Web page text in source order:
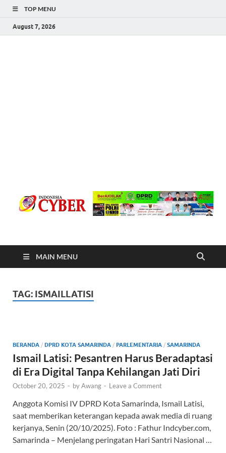
TOP MENU
August 7, 2026
Indonesia Cyber
MAIN MENU
TAG: ISMAILLATISI
BERANDA / DPRD KOTA SAMARINDA / PARLEMENTARIA / SAMARINDA
Ismail Latisi: Pesantren Harus Beradaptasi
di Era Digital Tanpa Kehilangan Jati Diri
October 20, 2025 - byAwang - Leave a Comment
Anggota Komisi IV DPRD Kota Samarinda, Ismail Latisi,
saat memberikan keterangan kepada awak media di ruang
kerjanya, Senin (20/10/2025). Foto : Fathur Indcyber.com,
Samarinda – Menjelang peringatan Hari Santri Nasional …